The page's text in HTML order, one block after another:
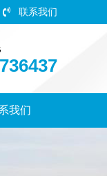
联系我们
我们